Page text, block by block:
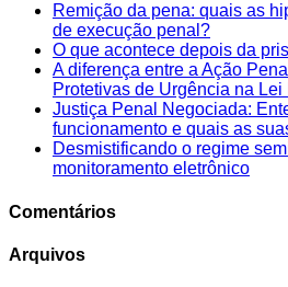
Remição da pena: quais as
de execução penal?
O que acontece depois da
A diferença entre a Ação
Protetivas de Urgência na
Justiça Penal Negociada:
funcionamento e quais as
Desmistificando o regime
monitoramento eletrônico
Comentários
Arquivos